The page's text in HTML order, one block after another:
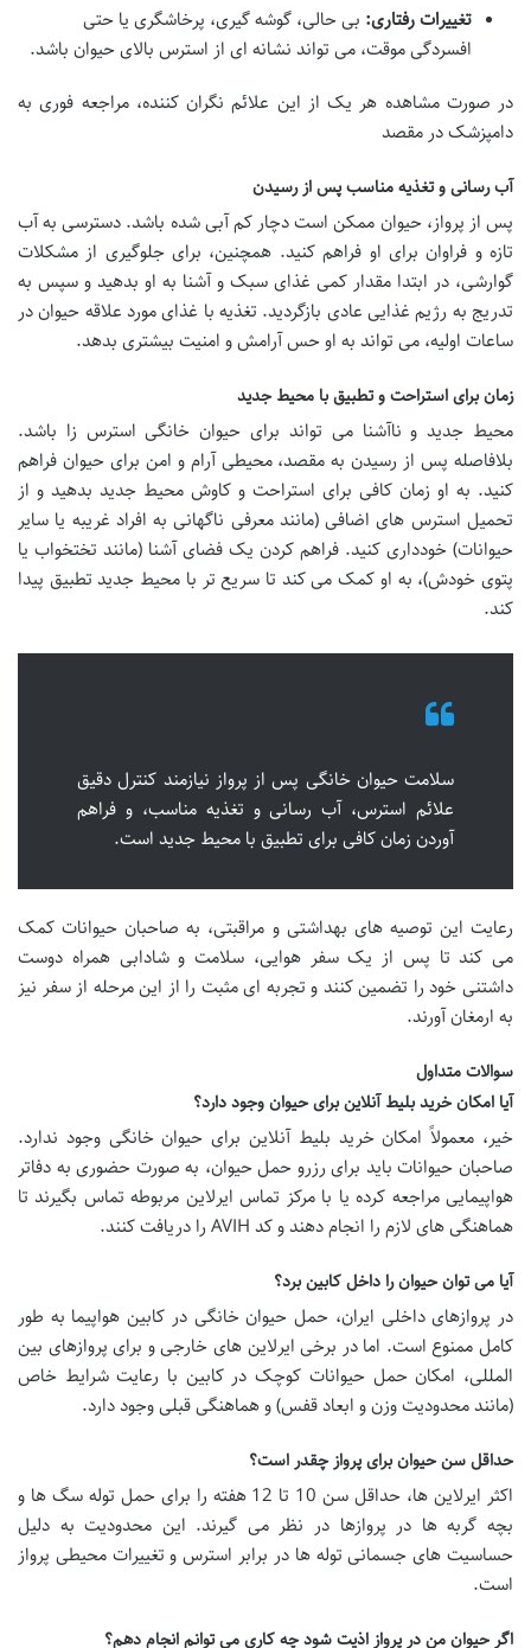
تغییرات رفتاری: بی حالی، گوشه گیری، پرخاشگری یا حتی
افسردگی موقت، می تواند نشانه ای از استرس بالای حیوان باشد.
در صورت مشاهده هر یک از این علائم نگران کننده،مراجعه فوری به
دامپزشک در مقصد
آب رسانی و تغذیه مناسب پس از رسیدن
پس از پرواز، حیوان ممکن است دچار کم آبی شده باشد. دسترسی به آب
تازه و فراوان برای او فراهم کنید. همچنین، برای جلوگیری از مشکلات
گوارشی، در ابتدا مقدار کمی غذای سبک و آشنا به او بدهید و سپس به
تدریج به رژیم غذایی عادی بازگردید. تغذیه با غذای مورد علاقه حیوان در
ساعات اولیه، می تواند به او حس آرامش و امنیت بیشتری بدهد.
زمان برای استراحت و تطبیق با محیط جدید
محیط جدید و ناآشنا می تواند برای حیوان خانگی استرس زا باشد.
بلافاصله پس از رسیدن به مقصد، محیطی آرام و امن برای حیوان فراهم
کنید. به او زمان کافی برای استراحت و کاوش محیط جدید بدهید و از
تحمیل استرس های اضافی (مانند معرفی ناگهانی به افراد غریبه یا سایر
حیوانات) خودداری کنید. فراهم کردن یک فضای آشنا (مانند تختخواب یا
پتوی خودش)، به او کمک می کند تا سریع تر با محیط جدید تطبیق پیدا
کند.
سلامت حیوان خانگی پس از پرواز نیازمند کنترل دقیق
علائم استرس، آب رسانی و تغذیه مناسب، و فراهم
آوردن زمان کافی برای تطبیق با محیط جدید است.
رعایت این توصیه های بهداشتی و مراقبتی، به صاحبان حیوانات کمک
می کند تا پس از یکسفر هوایی، سلامت و شادابی همراه دوست
داشتنی خود را تضمین کنند و تجربه ای مثبت را از این مرحله از سفر نیز
به ارمغان آورند.
سوالات متداول
آیا امکان خرید بلیط آنلاین برای حیوان وجود دارد؟
خیر، معمولاً امکانخرید بلیط آنلاین برای حیوان خانگی وجود ندارد.
صاحبان حیوانات باید برای رزرو حمل حیوان، به صورت حضوری به دفاتر
هواپیمایی مراجعه کرده یا با مرکز تماس ایرلاین مربوطه تماس بگیرند تا
هماهنگی های لازم را انجام دهند و کد AVIH را دریافت کنند.
آیا می توان حیوان را داخل کابین برد؟
در پروازهای داخلی ایران، حمل حیوان خانگی در کابین هواپیما به طور
کامل ممنوع است. اما در برخی ایرلاین های خارجی و برای پروازهای بین
المللی، امکانحمل حیوانات کوچک در کابین با رعایت شرایط خاص
(مانند محدودیت وزن و ابعاد قفس) و هماهنگی قبلی وجود دارد.
حداقل سن حیوان برای پرواز چقدر است؟
اکثر ایرلاین ها، حداقل سن 10 تا 12 هفته را برای
حمل توله سگ ها و
بچه گربه ها در پروازها در نظر می گیرند. این محدودیت به دلیل
حساسیت های جسمانی توله ها در برابر استرس و تغییرات محیطی پرواز
است.
اگر حیوان من در پرواز اذیت شود چه کاری می توانم انجام دهم؟